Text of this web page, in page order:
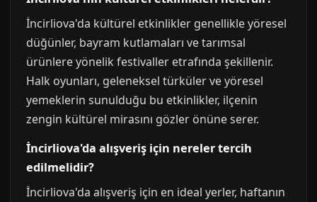
İncirliova'da kültürel etkinlikler genellikle yöresel
düğünler, bayram kutlamaları ve tarımsal
ürünlere yönelik festivaller etrafında şekillenir.
Halk oyunları, geleneksel türküler ve yöresel
yemeklerin sunulduğu bu etkinlikler, ilçenin
zengin kültürel mirasını gözler önüne serer.
İncirliova'da alışveriş için nereler tercih
edilmelidir?
İncirliova'da alışveriş için en ideal yerler, haftanın